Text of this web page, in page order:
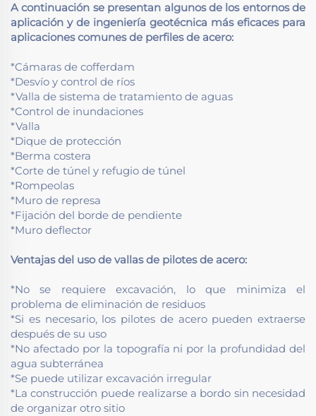
A continuación se presentan algunos de los entornos de
aplicación y de ingeniería geotécnica más eficaces para
aplicaciones comunes de perfiles de acero:
*Cámaras de cofferdam
*Desvío y control de ríos
*Valla de sistema de tratamiento de aguas
*Control de inundaciones
*Valla
*Dique de protección
*Berma costera
*Corte de túnel y refugio de túnel
*Rompeolas
*Muro de represa
*Fijación del borde de pendiente
*Muro deflector
Ventajas del uso de vallas de pilotes de acero:
*No se requiere excavación, lo que minimiza el
problema de eliminación de residuos
*Si es necesario, los pilotes de acero pueden extraerse
después de su uso
*No afectado por la topografía ni por la profundidad del
agua subterránea
*Se puede utilizar excavación irregular
*La construcción puede realizarse a bordo sin necesidad
de organizar otro sitio